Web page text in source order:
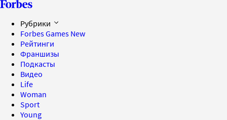
Рубрики
Forbes Games New
Рейтинги
Франшизы
Подкасты
Видео
Life
Woman
Sport
Young